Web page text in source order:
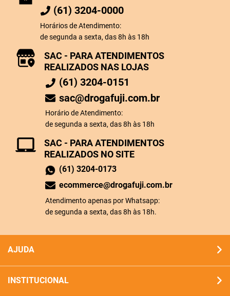
(61) 3204-0000
Horários de Atendimento:
de segunda a sexta, das 8h às 18h
SAC - PARA ATENDIMENTOS
REALIZADOS NO SITE
(61) 3204-0173
ecommerce@drogafuji.com.br
Atendimento apenas por Whatsapp:
de segunda a sexta, das 8h às 18h.
SAC - PARA ATENDIMENTOS
REALIZADOS NAS LOJAS
(61) 3204-0151
sac@drogafuji.com.br
Horário de Atendimento:
de segunda a sexta, das 8h às 18h
AJUDA
INSTITUCIONAL